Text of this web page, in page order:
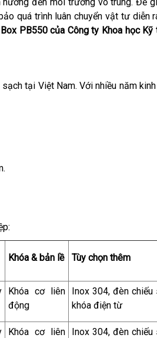
quá trình luân chuyển vật tư diễn
PB550 của Công ty Khoa học Kỹ
tại Việt Nam. Với nhiều năm
Khóa & bản lề Tùy chọn thêm
Khóa cơ liên
động
Inox 304, đèn chiếu
khóa điện từ
Khóa cơ liên
Inox 304, đèn chiếu